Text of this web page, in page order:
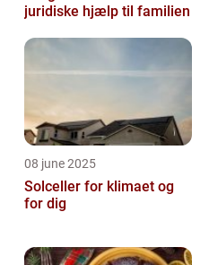
juridiske hjælp til familien
08 june 2025
Solceller for klimaet og
for dig